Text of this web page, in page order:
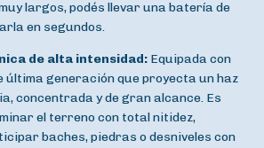
largos, podés llevar una batería de
en segundos.
de alta intensidad: Equipada con
última generación que proyecta un haz
concentrada y de gran alcance. Es
el terreno con total nitidez,
baches, piedras o desniveles con